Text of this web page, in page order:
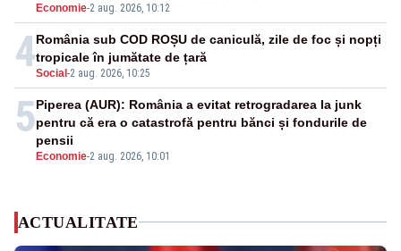
Economie-2 aug. 2026, 10:12
4Social -2 aug. 2026, 10:25
România sub COD ROȘU de caniculă, zile de foc și nopți
tropicale în jumătate de țară
5
Economie-2 aug. 2026, 10:01
Piperea (AUR): România a evitat retrogradarea la junk
pentru că era o catastrofă pentru bănci și fondurile de
pensii
ACTUALITATE